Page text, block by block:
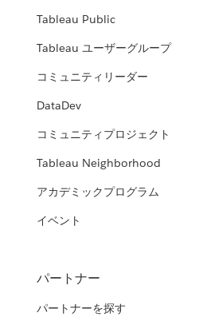
Tableau Public
Tableau ユーザーグループ
コミュニティリーダー
DataDev
コミュニティプロジェクト
Tableau Neighborhood
アカデミックプログラム
イベント
パートナー
パートナーを探す